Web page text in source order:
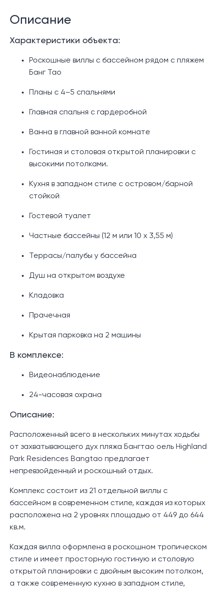
Описание
Характеристики объекта:
Роскошные виллы с бассейном рядом с пляжем
Банг Тао
Планы с 4–5 спальнями
Главная спальня с гардеробной
Ванна в главной ванной комнате
Гостиная и столовая открытой планировки с
высокими потолками.
Кухня в западном стиле с островом/барной
стойкой
Гостевой туалет
Частные бассейны (12 м или 10 х 3,55 м)
Террасы/палубы у бассейна
Душ на открытом воздухе
Кладовка
Прачечная
Крытая парковка на 2 машины
В комплексе:
Видеонаблюдение
24-часовая охрана
Описание:
Расположенный всего в нескольких минутах ходьбы
от захватывающего дух пляжа Бангтао оель Highland
Park Residences Bangtao предлагает
непревзойденный и роскошный отдых.
Комплекс состоит из 21 отдельной виллы с
бассейном в современном стиле, каждая из которых
расположена на 2 уровнях площадью от 449 до 644
кв.м.
Каждая вилла оформлена в роскошном тропическом
стиле и имеет просторную гостиную и столовую
открытой планировки с двойным высоким потолком,
а также современную кухню в западном стиле,